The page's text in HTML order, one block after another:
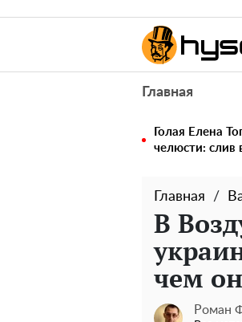
Главная
Голая Елена
челюсти: слив
Главная
В
чем
Роман